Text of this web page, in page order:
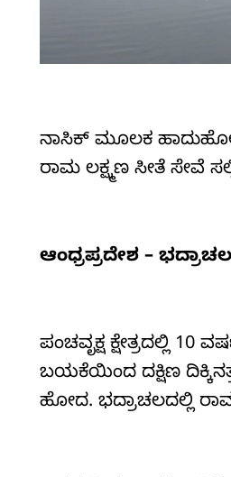
ನಾಸಿಕ್‌ ಮೂಲಕ
ರಾಮ ಲಕ್ಷ್ಮಣ ಸೀತೆ ಸೇವೆ
ಆಂಧ್ರಪ್ರದೇಶ –
ಪಂಚವೃಕ್ಷ ಕ್ಷೇತ್ರದಲ್ಲಿ
ಬಯಕೆಯಿಂದ ದಕ್ಷಿಣ
ಹೋದ. ಭದ್ರಾಚಲದಲ್ಲಿ